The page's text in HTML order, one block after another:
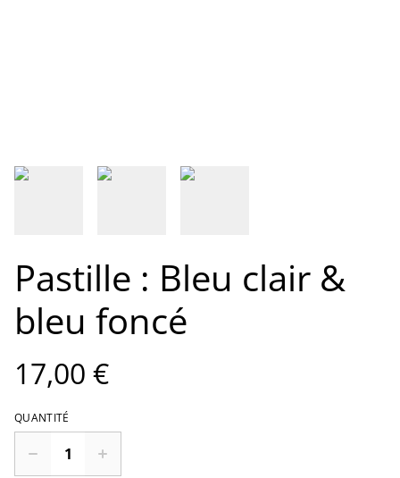
Pastille : Bleu clair &
bleu foncé
17,00 €
QUANTITÉ